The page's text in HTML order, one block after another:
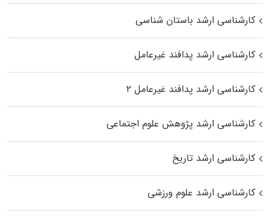
کارشناسی ارشد باستان شناسی
کارشناسی ارشد پدافند غیرعامل
کارشناسی ارشد پدافند غیرعامل ۲
کارشناسی ارشد پژوهش علوم اجتماعی
کارشناسی ارشد تاریخ
کارشناسی ارشد علوم ورزشی